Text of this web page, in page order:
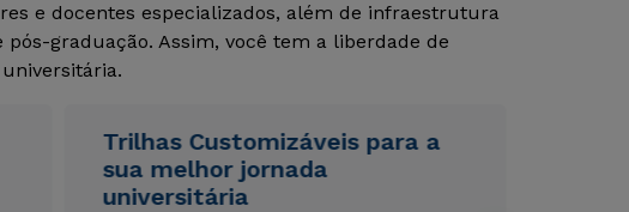
e docentes especializados, além de infraestrutura
graduação. Assim, você tem a liberdade de
Trilhas Customizáveis para a
sua melhor jornada
universitária
Rápido e fácil
Rápido e fácil